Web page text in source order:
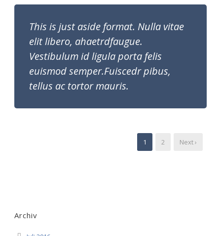
This is just aside format. Nulla vitae
elit libero, ahaetrdfaugue.
Vestibulum id ligula porta felis
euismod semper.Fuiscedr pibus,
tellus ac tortor mauris.
1 2 Next ›
Archiv